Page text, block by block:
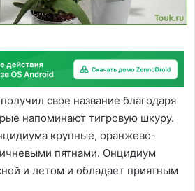
свое название благодаря
напоминают тигровую шкуру.
крупные, оранжево-
пятнами. Онцидиум
и летом и обладает приятным